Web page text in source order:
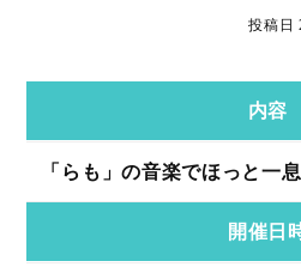
投稿日
内容
「らも」の音楽でほっと一
開催日